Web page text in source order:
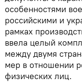
особенностями
российскими и
рамках
ввела целый
между двумя
мер в отношении
физических лиц.